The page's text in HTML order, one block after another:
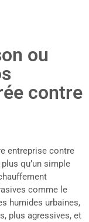
ou
contre
entreprise contre
qu’un simple
comme le
humides urbaines,
plus agressives, et